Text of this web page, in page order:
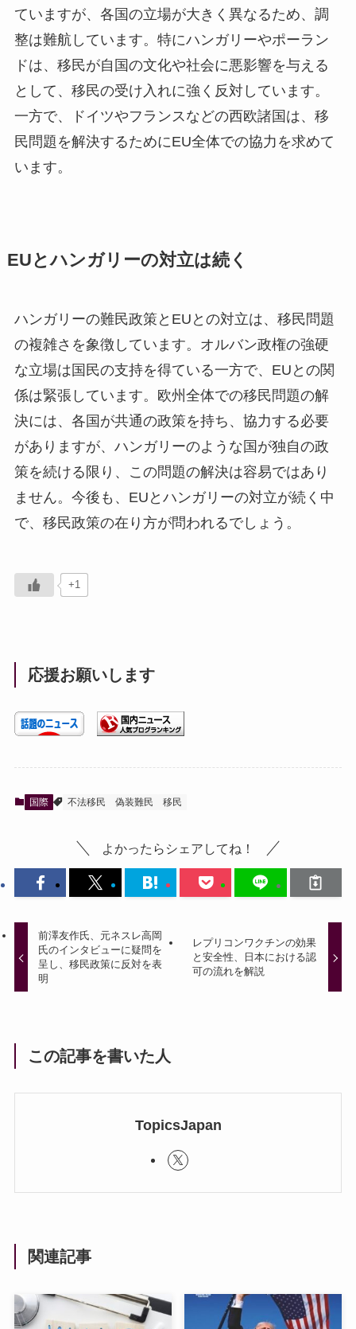
ていますが、各国の立場が大きく異なるため、調
整は難航しています。特にハンガリーやポーラン
ドは、移民が自国の文化や社会に悪影響を与える
として、移民の受け入れに強く反対しています。
一方で、ドイツやフランスなどの西欧諸国は、移
民問題を解決するためにEU全体での協力を求めて
います。
EUとハンガリーの対立は続く
ハンガリーの難民政策とEUとの対立は、移民問題
の複雑さを象徴しています。オルバン政権の強硬
な立場は国民の支持を得ている一方で、EUとの関
係は緊張しています。欧州全体での移民問題の解
決には、各国が共通の政策を持ち、協力する必要
がありますが、ハンガリーのような国が独自の政
策を続ける限り、この問題の解決は容易ではあり
ません。今後も、EUとハンガリーの対立が続く中
で、移民政策の在り方が問われるでしょう。
+1
応援お願いします
国際 不法移民 偽装難民 移民
よかったらシェアしてね！
前澤友作氏、元ネスレ高岡
氏のインタビューに疑問を
呈し、移民政策に反対を表
明
レプリコンワクチンの効果
と安全性、日本における認
可の流れを解説
この記事を書いた人
TopicsJapan
関連記事